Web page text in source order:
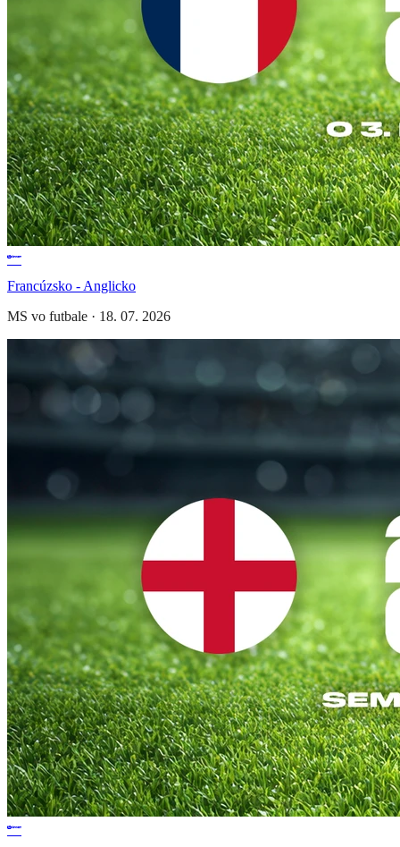
Francúzsko - Anglicko
MS vo futbale · 18. 07. 2026